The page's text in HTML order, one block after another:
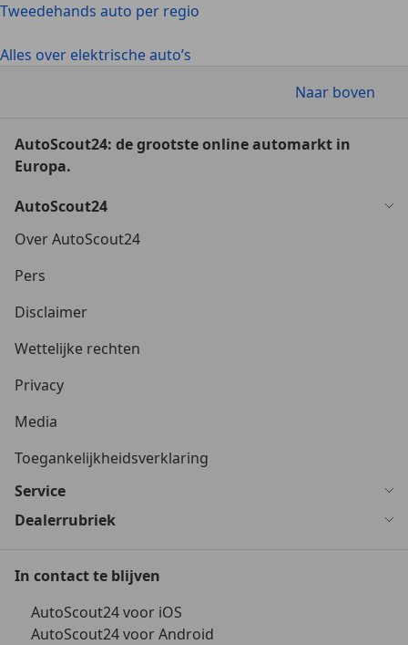
Tweedehands auto per regio
Alles over elektrische auto’s
Naar boven
AutoScout24: de grootste online automarkt in
Europa.
AutoScout24
Over AutoScout24
Pers
Disclaimer
Wettelijke rechten
Privacy
Media
Toegankelijkheidsverklaring
Service
Dealerrubriek
In contact te blijven
AutoScout24 voor iOS
AutoScout24 voor Android